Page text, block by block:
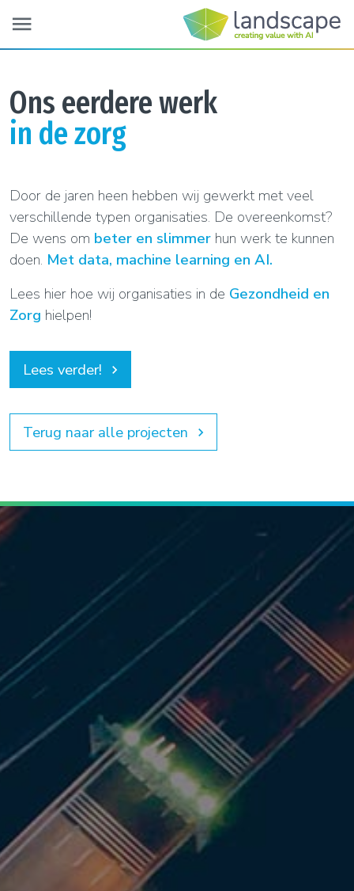
menu
Ons eerdere werk
in de zorg
Door de jaren heen hebben wij gewerkt met veel
verschillende typen organisaties. De overeenkomst?
De wens om beter en slimmer hun werk te kunnen
doen. Met data, machine learning en AI.
Lees hier hoe wij organisaties in de Gezondheid en
Zorg hielpen!
Lees verder! keyboard_arrow_right
Terug naar alle projecten keyboard_arrow_right